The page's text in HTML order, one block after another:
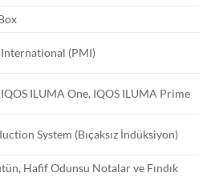
(PMI)
ILUMA One, IQOS ILUMA Prime
System (Bıçaksız İndüksiyon)
Hafif Odunsu Notalar ve Fındık